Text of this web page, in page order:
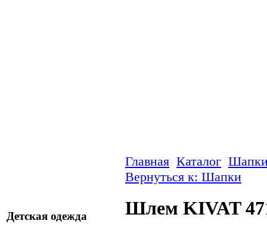
Детская одежда
Главная Каталог
Вернуться к: Шапки
Шлем KIVAT